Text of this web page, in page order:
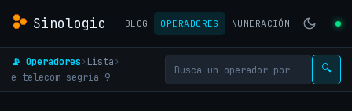
Sinologic BLOG OPERADORES NUMERACIÓN
📡 Operadores› Lista›
e-telecom-segria-9
🔍